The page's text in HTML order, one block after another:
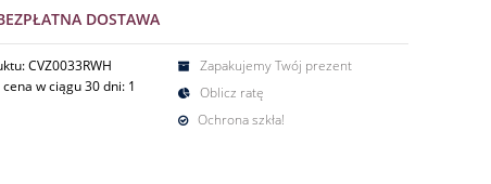
DOSTAWA
CVZ0033RWH
w ciągu 30 dni: 1
Zapakujemy Twój prezent
Oblicz ratę
Ochrona szkła!